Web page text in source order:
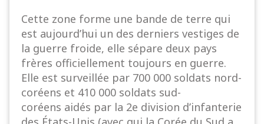
Cette zone forme une bande de terre qui
est aujourd’hui un des derniers vestiges de
la guerre froide, elle sépare deux pays
frères officiellement toujours en guerre.
Elle est surveillée par 700 000 soldats nord-
coréens et 410 000 soldats sud-
coréens aidés par la 2e division d’infanterie